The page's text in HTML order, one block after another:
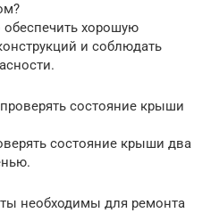
хорошую
и соблюдать
состояние крыши
состояние крыши два
необходимы для ремонта